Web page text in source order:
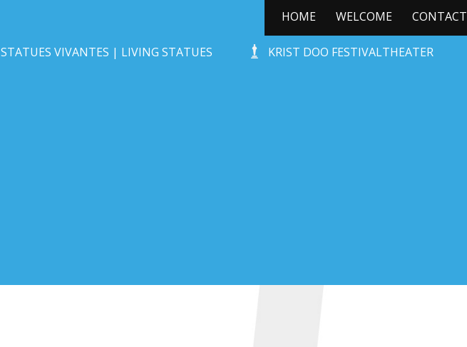
HOME WELCOME CONTACT
STATUES VIVANTES | LIVING STATUES KRIST DOO FESTIVALTHEATER
ZOMBIE GRAVE